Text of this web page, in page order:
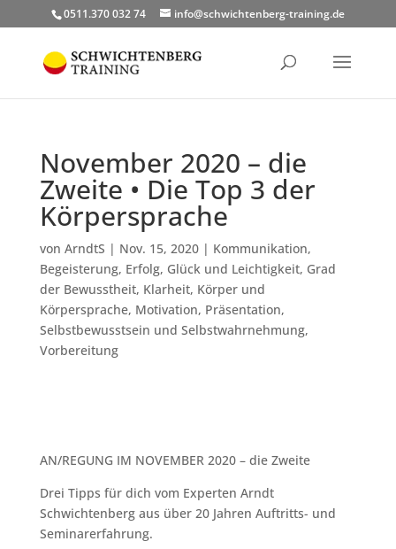
0511.370 032 74 info@schwichtenberg-training.de
November 2020 – die
Zweite • Die Top 3 der
Körpersprache
von ArndtS | Nov. 15, 2020| Kommunikation,
Begeisterung, Erfolg, Glück und Leichtigkeit, Grad
der Bewusstheit, Klarheit, Körper und
Körpersprache, Motivation, Präsentation,
Selbstbewusstsein und Selbstwahrnehmung,
Vorbereitung
AN/REGUNG IM NOVEMBER 2020 – die Zweite
Drei Tipps für dich vom Experten Arndt
Schwichtenberg aus über 20 Jahren Auftritts- und
Seminarerfahrung.